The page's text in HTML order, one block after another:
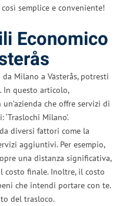
semplice e conveniente!
Economico
Milano a Västerås, potresti
In questo articolo,
che offre servizi di
Milano’.
diversi fattori come la
aggiuntivi. Per esempio,
una distanza significativa,
costo finale. Inoltre, il costo
che intendi portare con te.
del trasloco.